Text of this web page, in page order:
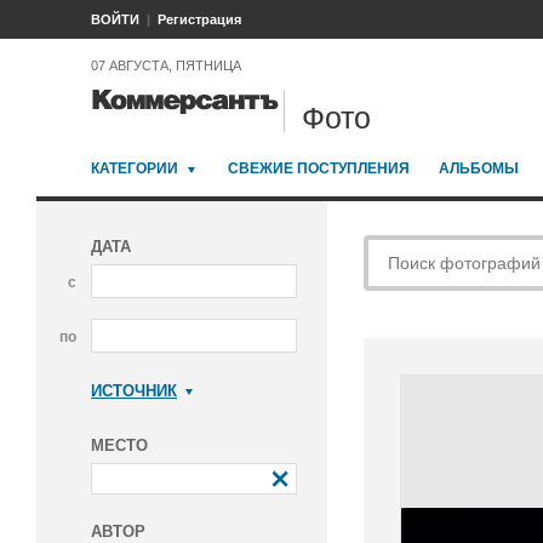
ВОЙТИ Регистрация
07 АВГУСТА, ПЯТНИЦА
Фото
КАТЕГОРИИ СВЕЖИЕ ПОСТУПЛЕНИЯ АЛЬБОМЫ
ДАТА
с
по
ИСТОЧНИК
МЕСТО
АВТОР